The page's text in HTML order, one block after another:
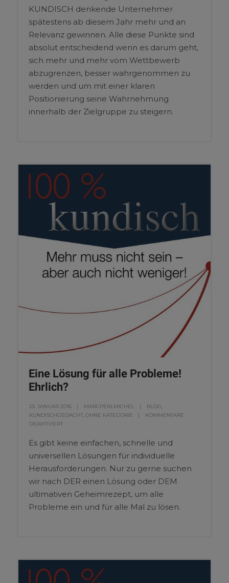
KUNDISCH denkende Unternehmer
spätestens ab diesem Jahr mehr und an
Relevanz gewinnen. Alle diese Punkte sind
absolut entscheidend wenn es darum geht,
sich mehr und mehr vom Wettbewerb
abzugrenzen, besser wahrgenommen zu
werden und um mit einer klaren
Positionierung seine Wahrnehmung
innerhalb der Zielgruppe zu steigern.
Eine Lösung für alle Probleme!
Ehrlich?
25. JANUAR 2016 MARCPERLMICHEL BLOG,
KUNDISCHGEDACHT, OHNE KATEGORIE
KOMMENTARE
DEAKTIVIERT
Es gibt keine einfachen, schnelle und
universellen Lösungen für individuelle
Herausforderungen. Nur zu gerne suchen
wir nach DER einen Lösung oder DEM
ultimativen Geheimrezept, um alle
Probleme ein und für alle Mal zu lösen.